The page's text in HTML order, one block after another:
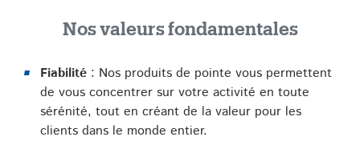
Nos valeurs fondamentales
Fiabilité : Nos produits de pointe vous permettent
de vous concentrer sur votre activité en toute
sérénité, tout en créant de la valeur pour les
clients dans le monde entier.